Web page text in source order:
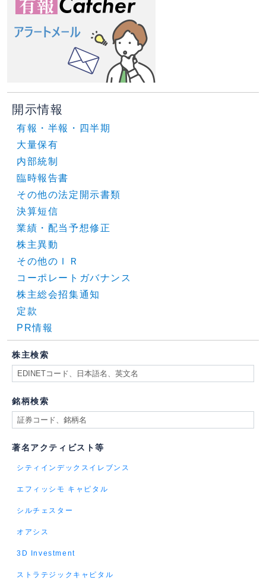
開示情報
有報・半報・四半期
大量保有
内部統制
臨時報告書
その他の法定開示書類
決算短信
業績・配当予想修正
株主異動
その他のＩＲ
コーポレートガバナンス
株主総会招集通知
定款
PR情報
株主検索
銘柄検索
著名アクティビスト等
シティインデックスイレブンス
エフィッシモ キャピタル
シルチェスター
オアシス
3D Investment
ストラテジックキャピタル